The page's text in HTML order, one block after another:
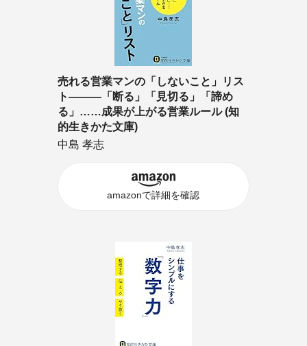
売れる営業マンの「しないこと」リス
ト―――「断る」「見切る」「諦め
る」……成果が上がる営業ルール (知
的生きかた文庫)
中島 孝志
amazonで詳細を確認